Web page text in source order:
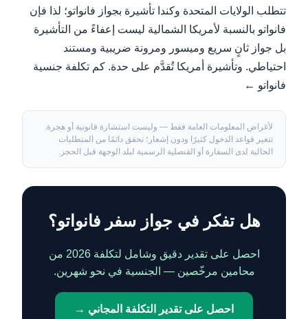
تتطلب الولايات المتحدة وكندا تأشيرة بجواز فانواتو؛ لذا فإن
فانواتو بالنسبة لأمريكا الشمالية ليست إعفاءً من التأشيرة
بل جواز ثانٍ سريع وميسور ومرونة ضريبية ومستند
احتياطي. وتأشيرة أمريكا تُقدَّم على حدة. كم تكلفة جنسية
فانواتو ←
لأغراض المعلومات العامة فقط — وليست استشارة قانونية أو هجرة.
تتغير قواعد الدخول كثيرًا ودون إشعار؛ تحقق دائمًا من المتطلبات
الحالية لدى السفارة أو القنصلية الرسمية لبلد الوجهة قبل الحجز.
هل تفكر في جواز سفر فانواتو؟
احصل على تقدير دقيق وشامل لتكلفة 2026 من
محامين مرخّصين — الجنسية في نحو شهرين.
احصل على تقدير التكلفة المجاني →